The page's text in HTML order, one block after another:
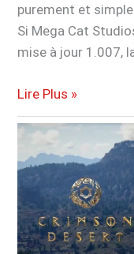
purement et
Si Mega Cat
mise à jour 1.007,
God
of
War
Sons
of
Sparta
reçoit
Lire Plus »